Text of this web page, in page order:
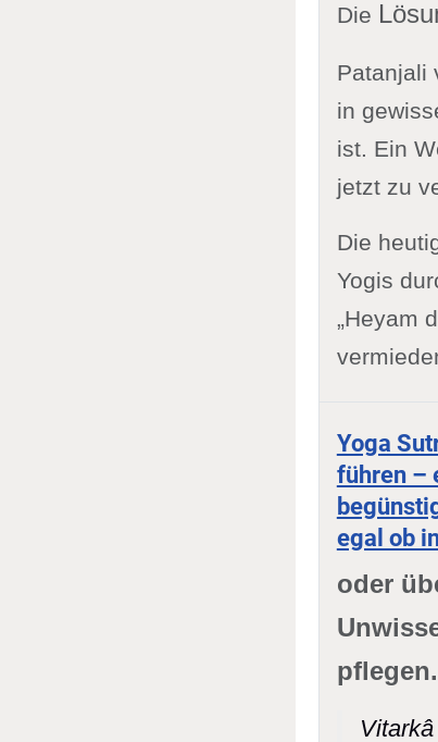
Die
Patanjali
in
ist. Ein
jetzt zu
Die
Yogis
„Heyam
Yoga
führen –
egal ob
oder
pflegen.